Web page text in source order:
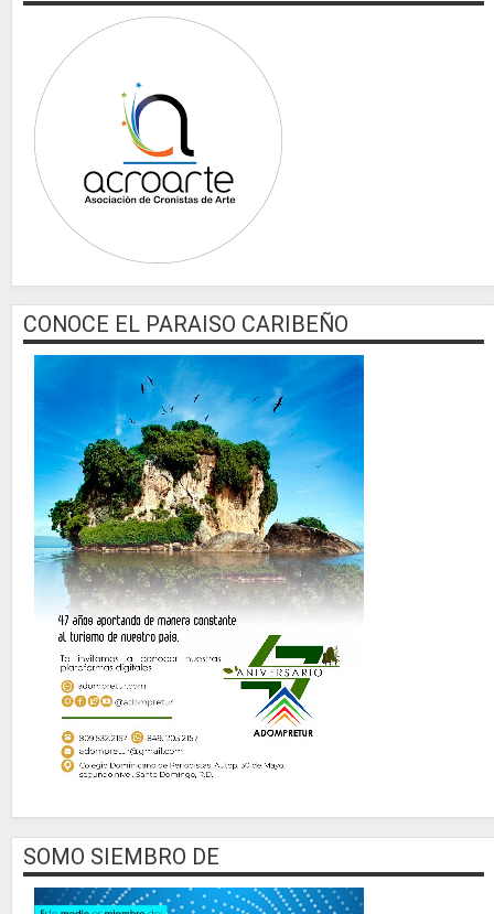
CONOCE EL PARAISO CARIBEÑO
SOMO SIEMBRO DE